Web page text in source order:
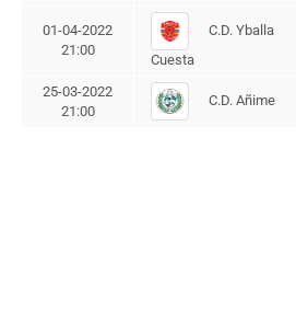
01-04-2022
21:00
C.D. Yballa
Cuesta
25-03-2022
21:00
C.D. Añime